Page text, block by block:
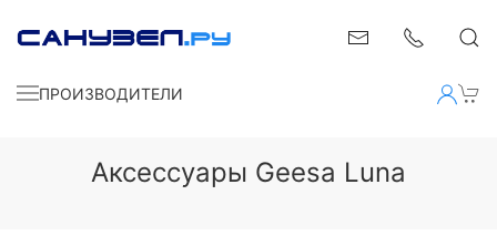
ПРОИЗВОДИТЕЛИ
Аксессуары Geesa Luna